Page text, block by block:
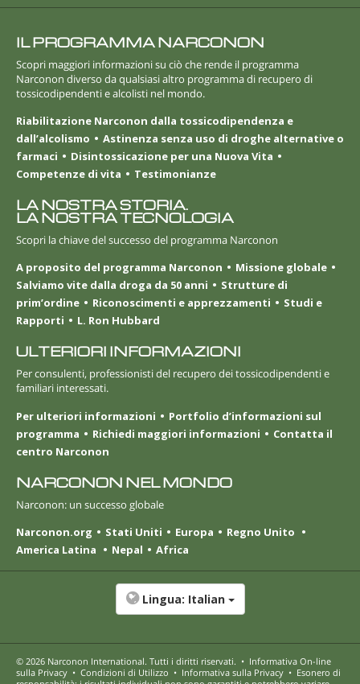
IL PROGRAMMA NARCONON
Scopri maggiori informazioni su ciò che rende il programma
Narconon diverso da qualsiasi altro programma di recupero di
tossicodipendenti e alcolisti nel mondo.
Riabilitazione Narconon dalla tossicodipendenza e
dall’alcolismo
Astinenza senza uso di droghe alternative o
farmaci
Disintossicazione per una Nuova Vita
Competenze di vita
Testimonianze
LA NOSTRA STORIA.
LA NOSTRA TECNOLOGIA
Scopri la chiave del successo del programma Narconon
A proposito del programma Narconon
Missione globale
Salviamo vite dalla droga da 50 anni
Strutture di
prim’ordine
Riconoscimenti e apprezzamenti
Studi e
Rapporti
L. Ron Hubbard
ULTERIORI INFORMAZIONI
Per consulenti, professionisti del recupero dei tossicodipendenti e
familiari interessati.
Per ulteriori informazioni
Portfolio d’informazioni sul
programma
Richiedi maggiori informazioni
Contatta il
centro Narconon
NARCONON NEL MONDO
Narconon: un successo globale
Narconon.org
Stati Uniti Europa
Regno Unito
America Latina
Nepal Africa
Lingua: Italian
© 2026 Narconon International. Tutti i diritti riservati. • Informativa On-line
sulla Privacy • Condizioni di Utilizzo • Informativa sulla Privacy • Esonero di